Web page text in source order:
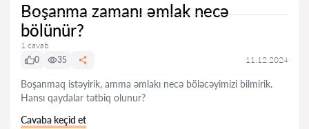
Boşanma zamanı əmlak necə
bölünür?
1 cavab
0
35 11.12.2024
Boşanmaq istəyirik, amma əmlakı necə böləcəyimizi bilmirik.
Hansı qaydalar tətbiq olunur?
Cavaba keçid et